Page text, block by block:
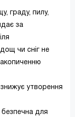
граду, пилу,
за
чи сніг не
знижує утворення
для